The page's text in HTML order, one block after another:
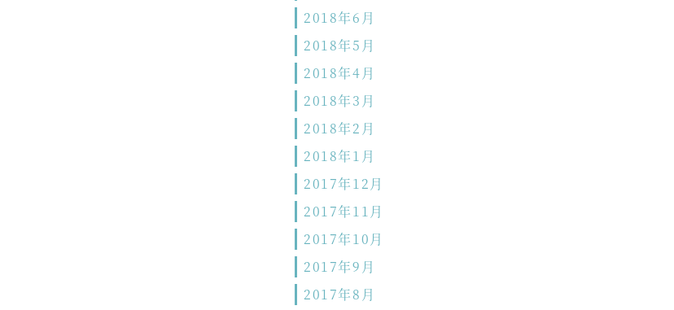
2018年6月
2018年5月
2018年4月
2018年3月
2018年2月
2018年1月
2017年12月
2017年11月
2017年10月
2017年9月
2017年8月